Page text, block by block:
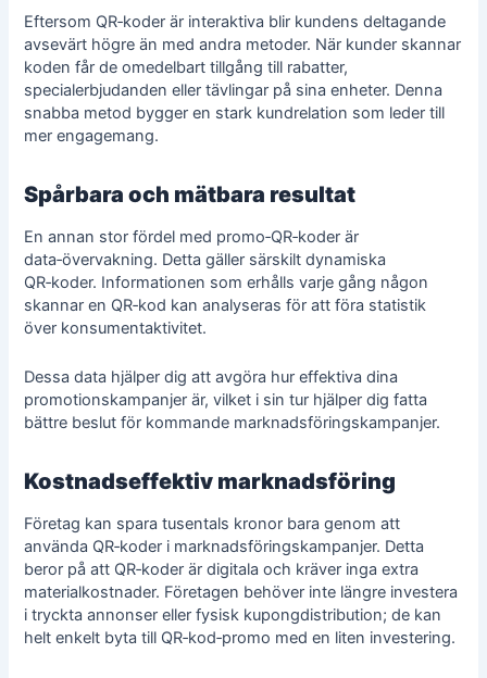
Eftersom QR‑koder är interaktiva blir kundens deltagande
avsevärt högre än med andra metoder. När kunder skannar
koden får de omedelbart tillgång till rabatter,
specialerbjudanden eller tävlingar på sina enheter. Denna
snabba metod bygger en stark kundrelation som leder till
mer engagemang.
Spårbara och mätbara resultat
En annan stor fördel med promo‑QR‑koder är
data‑övervakning. Detta gäller särskilt dynamiska
QR‑koder. Informationen som erhålls varje gång någon
skannar en QR‑kod kan analyseras för att föra statistik
över konsumentaktivitet.
Dessa data hjälper dig att avgöra hur effektiva dina
promotionskampanjer är, vilket i sin tur hjälper dig fatta
bättre beslut för kommande marknadsföringskampanjer.
Kostnadseffektiv marknadsföring
Företag kan spara tusentals kronor bara genom att
använda QR‑koder i marknadsföringskampanjer. Detta
beror på att QR‑koder är digitala och kräver inga extra
materialkostnader. Företagen behöver inte längre investera
i tryckta annonser eller fysisk kupongdistribution; de kan
helt enkelt byta till QR‑kod‑promo med en liten investering.